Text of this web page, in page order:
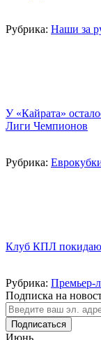
Рубрика: Наши за
У «Кайрата»
Лиги Чемпионов
Рубрика:
Клуб КПЛ
Рубрика: Премьер-
Подписка на
Подписаться